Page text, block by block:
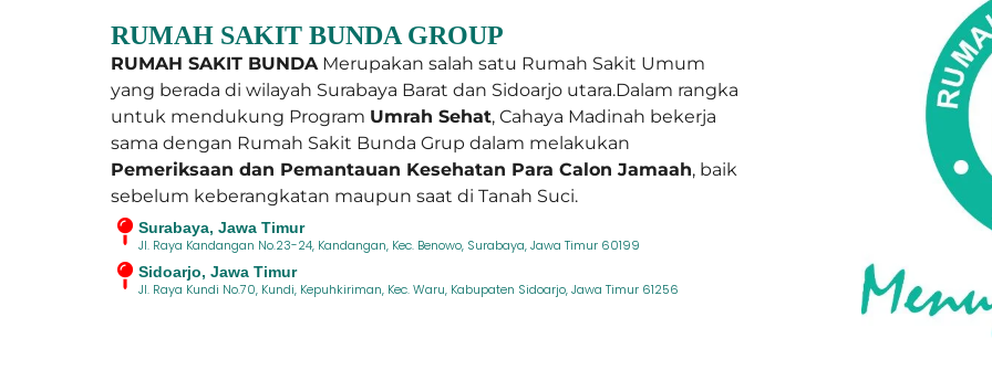
RUMAH SAKIT BUNDA GROUP
RUMAH SAKIT BUNDA Merupakan salah satu Rumah Sakit Umum
yang berada di wilayah Surabaya Barat dan Sidoarjo utara.Dalam rangka
untuk mendukung Program Umrah Sehat, Cahaya Madinah bekerja
sama dengan Rumah Sakit Bunda Grup dalam melakukan
Pemeriksaan dan Pemantauan Kesehatan Para Calon Jamaah, baik
sebelum keberangkatan maupun saat di Tanah Suci.
Surabaya, Jawa Timur
Jl. Raya Kandangan No.23-24, Kandangan, Kec. Benowo, Surabaya, Jawa Timur 60199
Sidoarjo, Jawa Timur
Jl. Raya Kundi No.70, Kundi, Kepuhkiriman, Kec. Waru, Kabupaten Sidoarjo, Jawa Timur 61256